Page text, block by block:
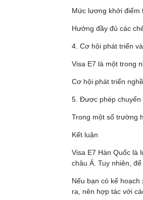
Mức lương khởi điểm
Hưởng đầy đủ các
4. Cơ hội phát triển
Visa E7 là một trong
Cơ hội phát triển
5. Được phép chuyển
Trong một số trường
Kết luận
Visa E7 Hàn Quốc là
châu Á. Tuy nhiên,
Nếu bạn có kế
ra, nên hợp tác với